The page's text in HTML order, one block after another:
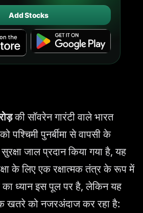
Add Stocks
की सॉवरेन गारंटी वाले भारत
पश्चिमी पुनर्बीमा से वापसी के
जाल प्रदान किया गया है, यह
के लिए एक रक्षात्मक तंत्र के रूप में
का ध्यान इस पूल पर है, लेकिन यह
खतरे को नजरअंदाज कर रहा है: